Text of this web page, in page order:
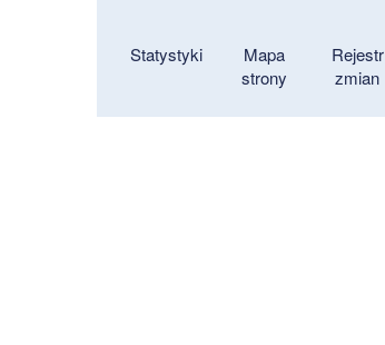
Statystyki
Mapa
strony
Rejestr
zmian